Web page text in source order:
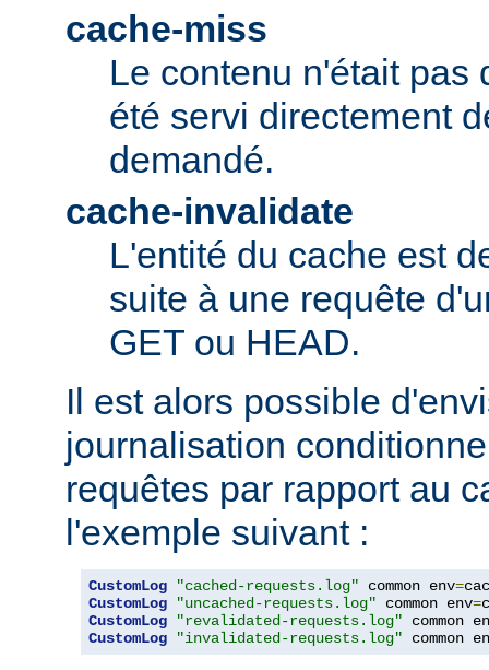
cache-miss
Le contenu n'était pas
été servi directement
demandé.
cache-invalidate
L'entité du cache est
suite à une requête
GET ou HEAD.
Il est alors possible
journalisation
requêtes par rapport au
l'exemple suivant :
CustomLog "cached-requests.log" common env=
CustomLog
"uncached-requests.log" common env=
CustomLog
"revalidated-requests.log" common
CustomLog
"invalidated-requests.log" common